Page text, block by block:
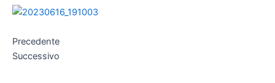
Precedente
Successivo